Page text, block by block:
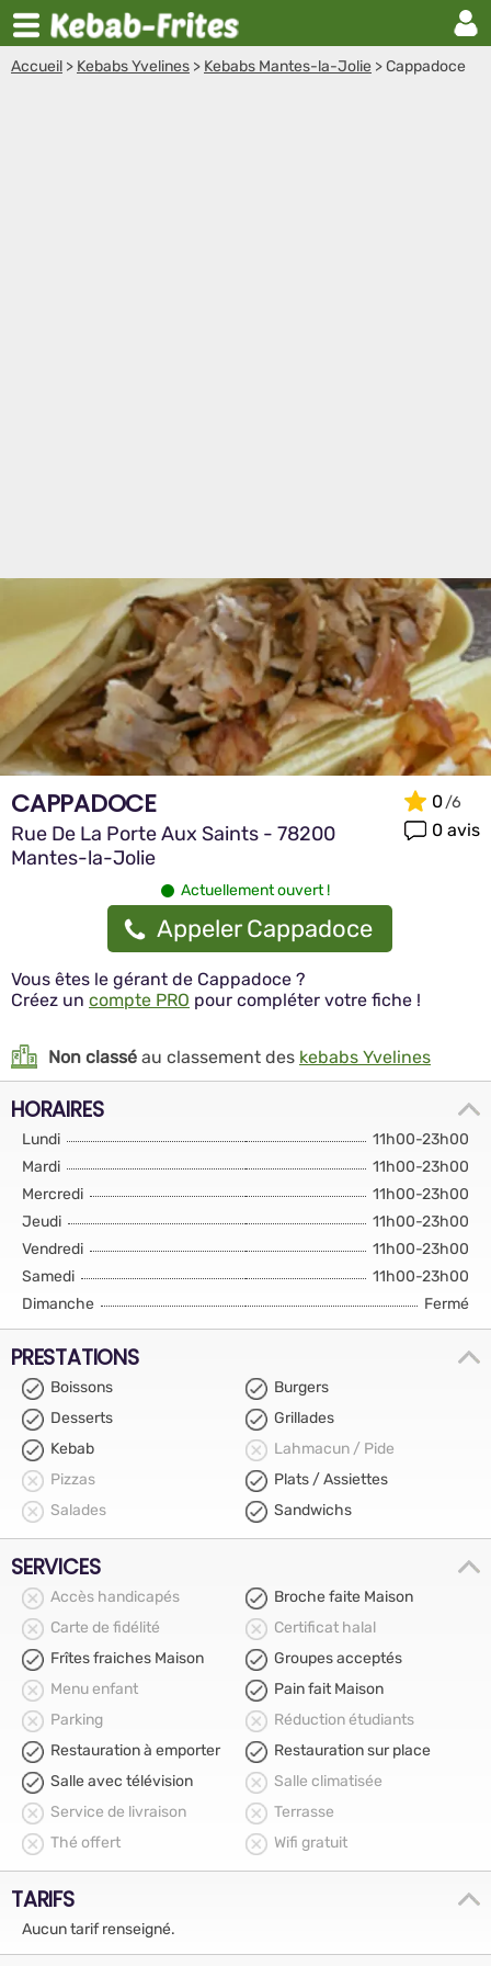
Accueil > Kebabs Yvelines > Kebabs Mantes-la-Jolie >Cappadoce
CAPPADOCE
Rue De La Porte Aux Saints - 78200
Mantes-la-Jolie
0
0 avis
Actuellement ouvert !
Appeler Cappadoce
Vous êtes le gérant de Cappadoce ?
Créez un compte PRO pour compléter votre fiche !
Non classé au classement des kebabs Yvelines
HORAIRES
Lundi
11h00-23h00
Mardi
11h00-23h00
Mercredi
11h00-23h00
Jeudi
11h00-23h00
Vendredi
11h00-23h00
Samedi
11h00-23h00
Dimanche
Fermé
PRESTATIONS
Boissons
Burgers
Desserts
Grillades
Kebab
Lahmacun / Pide
Pizzas
Plats / Assiettes
Salades
Sandwichs
SERVICES
Accès handicapés
Broche faite Maison
Carte de fidélité
Certificat halal
Frîtes fraiches Maison
Groupes acceptés
Menu enfant
Pain fait Maison
Parking
Réduction étudiants
Restauration à emporter
Restauration sur place
Salle avec télévision
Salle climatisée
Service de livraison
Terrasse
Thé offert
Wifi gratuit
TARIFS
Aucun tarif renseigné.